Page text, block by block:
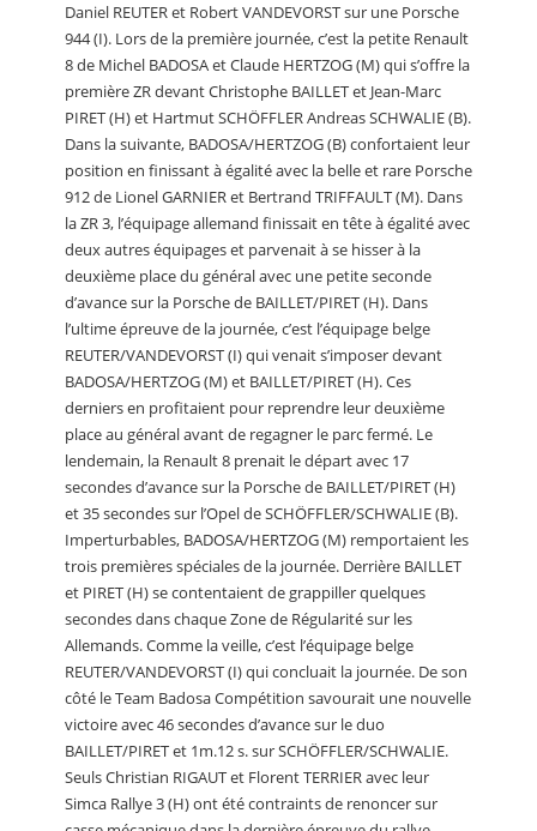
Daniel REUTER et Robert VANDEVORST sur une Porsche
944 (I). Lors de la première journée, c’est la petite Renault
8 de Michel BADOSA et Claude HERTZOG (M) qui s’offre la
première ZR devant Christophe BAILLET et Jean-Marc
PIRET (H) et Hartmut SCHÖFFLER Andreas SCHWALIE (B).
Dans la suivante, BADOSA/HERTZOG (B) confortaient leur
position en finissant à égalité avec la belle et rare Porsche
912 de Lionel GARNIER et Bertrand TRIFFAULT (M). Dans
la ZR 3, l’équipage allemand finissait en tête à égalité avec
deux autres équipages et parvenait à se hisser à la
deuxième place du général avec une petite seconde
d’avance sur la Porsche de BAILLET/PIRET (H). Dans
l’ultime épreuve de la journée, c’est l’équipage belge
REUTER/VANDEVORST (I) qui venait s’imposer devant
BADOSA/HERTZOG (M) et BAILLET/PIRET (H). Ces
derniers en profitaient pour reprendre leur deuxième
place au général avant de regagner le parc fermé. Le
lendemain, la Renault 8 prenait le départ avec 17
secondes d’avance sur la Porsche de BAILLET/PIRET (H)
et 35 secondes sur l’Opel de SCHÖFFLER/SCHWALIE (B).
Imperturbables, BADOSA/HERTZOG (M) remportaient les
trois premières spéciales de la journée. Derrière BAILLET
et PIRET (H) se contentaient de grappiller quelques
secondes dans chaque Zone de Régularité sur les
Allemands. Comme la veille, c’est l’équipage belge
REUTER/VANDEVORST (I) qui concluait la journée. De son
côté le Team Badosa Compétition savourait une nouvelle
victoire avec 46 secondes d’avance sur le duo
BAILLET/PIRET et 1m.12 s. sur SCHÖFFLER/SCHWALIE.
Seuls Christian RIGAUT et Florent TERRIER avec leur
Simca Rallye 3 (H) ont été contraints de renoncer sur